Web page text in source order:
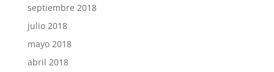
septiembre 2018
julio 2018
mayo 2018
abril 2018